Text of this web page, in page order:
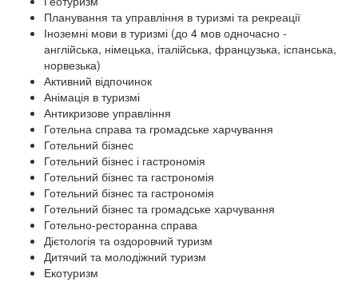
Планування та управління в туризмі та рекреації
Іноземні мови в туризмі (до 4 мов одночасно -
англійська, німецька, італійська, французька, іспанська,
норвезька)
Активний відпочинок
Анімація в туризмі
Антикризове управління
Готельна справа та громадське харчування
Готельний бізнес
Готельний бізнес і гастрономія
Готельний бізнес та гастрономія
Готельний бізнес та гастрономія
Готельний бізнес та громадське харчування
Готельно-ресторанна справа
Дієтологія та оздоровчий туризм
Дитячий та молодіжний туризм
Екотуризм